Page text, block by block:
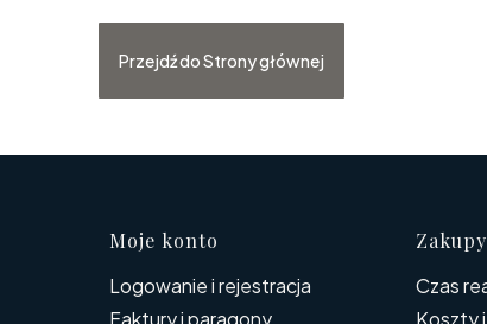
Przejdź do Strony głównej
Moje konto
Logowanie i rejestracja
Faktury i paragony
Zakupy
Czas
Koszty